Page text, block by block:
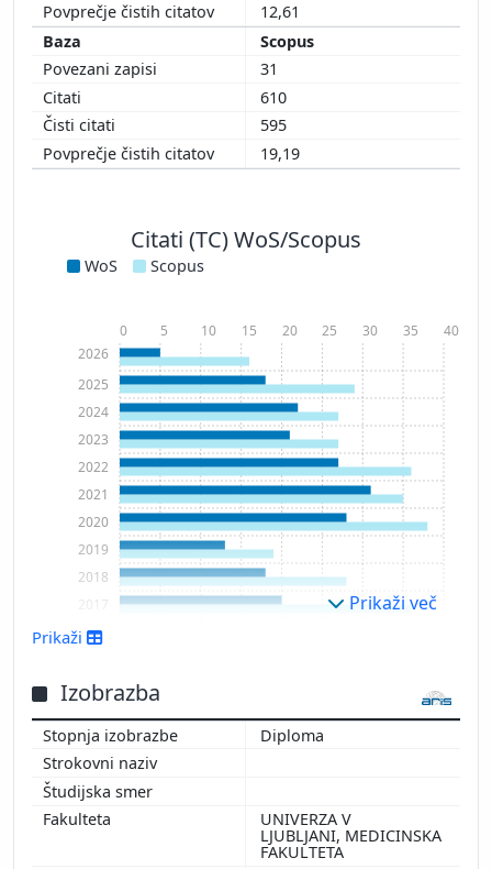
12,61
Scopus
31
610
595
19,19
Citati (TC) WoS/Scopus
WoS Scopus
2009
2010
2011
2012
2014
2016
2017
2018
2019
2020
2021
2022
2023
2024
2025
2026
0 5 10 15 20 25 30 35 40
Prikaži več
Prikaži
Izobrazba
Diploma
UNIVERZA V
LJUBLJANI, MEDICINSKA
FAKULTETA